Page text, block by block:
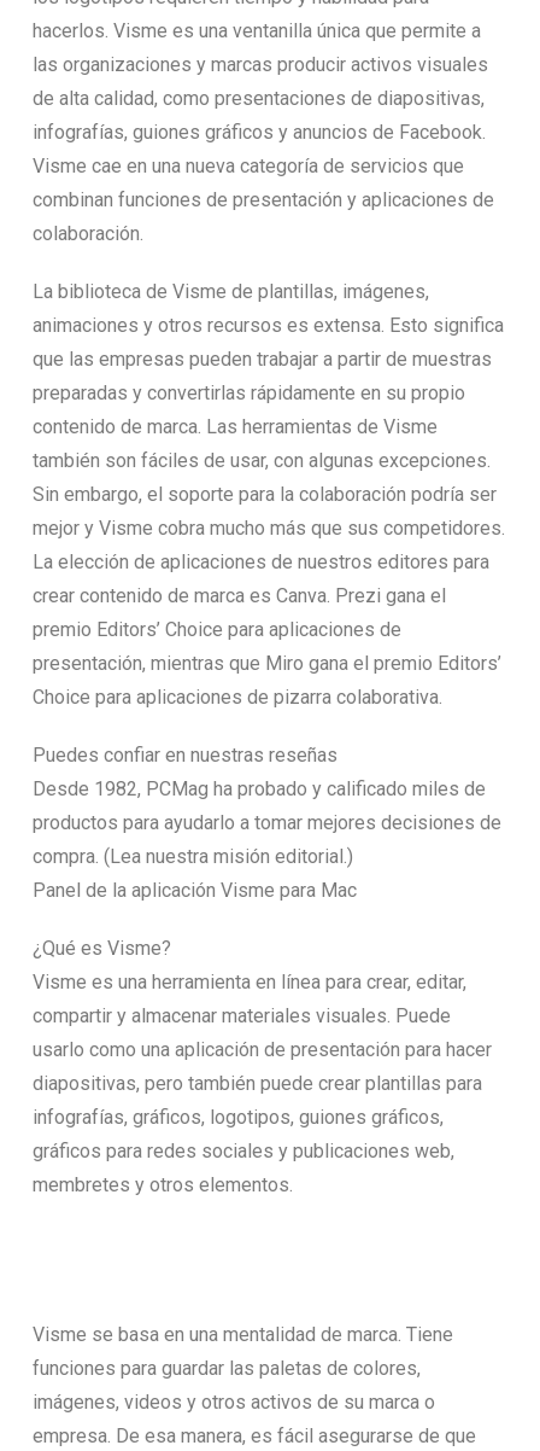
hacerlos. Visme es una ventanilla única que permite a
las organizaciones y marcas producir activos visuales
de alta calidad, como presentaciones de diapositivas,
infografías, guiones gráficos y anuncios de Facebook.
Visme cae en una nueva categoría de servicios que
combinan funciones de presentación y aplicaciones de
colaboración.
La biblioteca de Visme de plantillas, imágenes,
animaciones y otros recursos es extensa. Esto significa
que las empresas pueden trabajar a partir de muestras
preparadas y convertirlas rápidamente en su propio
contenido de marca. Las herramientas de Visme
también son fáciles de usar, con algunas excepciones.
Sin embargo, el soporte para la colaboración podría ser
mejor y Visme cobra mucho más que sus competidores.
La elección de aplicaciones de nuestros editores para
crear contenido de marca es Canva. Prezi gana el
premio Editors’ Choice para aplicaciones de
presentación, mientras que Miro gana el premio Editors’
Choice para aplicaciones de pizarra colaborativa.
Puedes confiar en nuestras reseñas
Desde 1982, PCMag ha probado y calificado miles de
productos para ayudarlo a tomar mejores decisiones de
compra. (Lea nuestra misión editorial.)
Panel de la aplicación Visme para Mac
¿Qué es Visme?
Visme es una herramienta en línea para crear, editar,
compartir y almacenar materiales visuales. Puede
usarlo como una aplicación de presentación para hacer
diapositivas, pero también puede crear plantillas para
infografías, gráficos, logotipos, guiones gráficos,
gráficos para redes sociales y publicaciones web,
membretes y otros elementos.
Visme se basa en una mentalidad de marca. Tiene
funciones para guardar las paletas de colores,
imágenes, videos y otros activos de su marca o
empresa. De esa manera, es fácil asegurarse de que